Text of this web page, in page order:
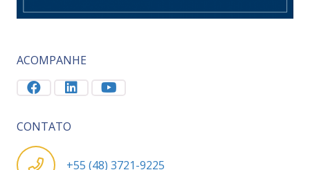
ACOMPANHE
CONTATO
+55 (48) 3721-9225